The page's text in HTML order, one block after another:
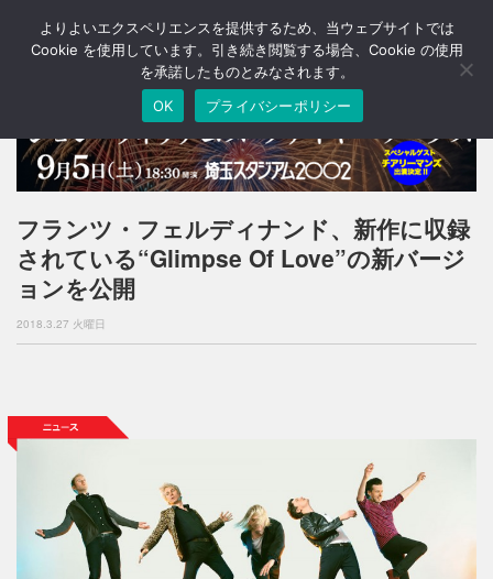
T
o
a
v
i
g
a
n
フランツ・フェルディナンド、新作に収録
されている“Glimpse Of Love”の新バージ
ョンを公開
2018.3.27 火曜日
よりよいエクスペリエンスを提供するため、当ウェブサイトでは
Cookie を使用しています。引き続き閲覧する場合、Cookie の使用
を承諾したものとみなされます。
OK
プライバシーポリシー